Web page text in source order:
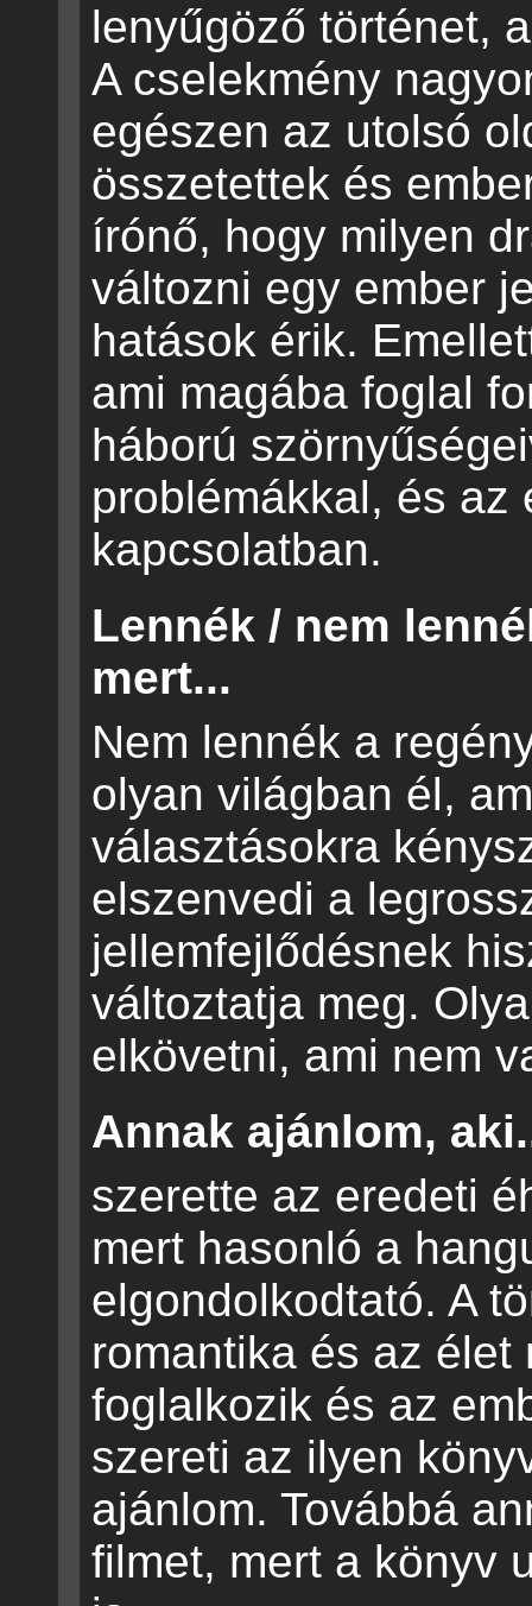
lenyűgöző történet,
A cselekmény
egészen az utolsó
összetettek és
írónő, hogy milyen
változni egy ember
hatások érik.
ami magába foglal
háború
problémákkal, és az
kapcsolatban.
Lennék / nem
mert...
Nem lennék a
olyan világban él,
választásokra
elszenvedi a
jellemfejlődésnek
változtatja meg.
elkövetni, ami nem
Annak ajánlom,
szerette az eredeti
mert hasonló a
elgondolkodtató. A
romantika és az élet
foglalkozik és az
szereti az ilyen
ajánlom. Továbbá
filmet, mert a könyv